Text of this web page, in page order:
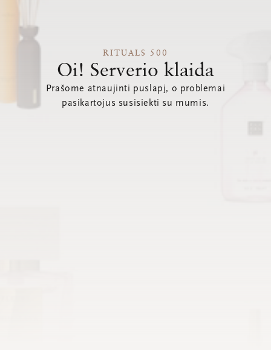
RITUALS 500
Oi! Serverio klaida
Prašome atnaujinti puslapį, o problemai
pasikartojus susisiekti su mumis.